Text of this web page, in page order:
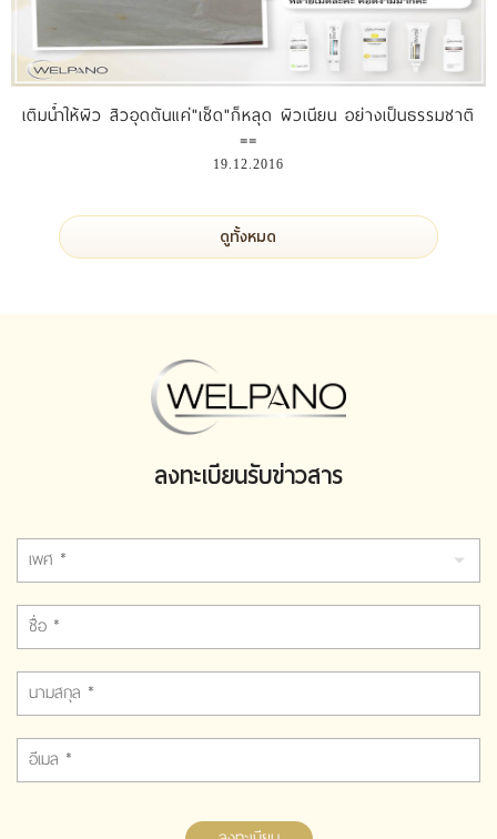
เติมน้ำให้ผิว สิวอุดตันแค่"เช็ด"ก็หลุด ผิวเนียน อย่างเป็นธรรมชาติ
==
19.12.2016
ดูทั้งหมด
ลงทะเบียนรับข่าวสาร